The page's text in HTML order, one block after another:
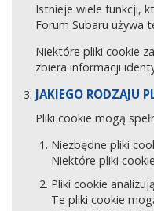
Istnieje wiele funkcji,
Forum Subaru używa
Niektóre pliki cookie
zbiera informacji
JAKIEGO RODZAJU
Pliki cookie mogą
Niezbędne pliki
Niektóre pliki
Pliki cookie
Te pliki cookie